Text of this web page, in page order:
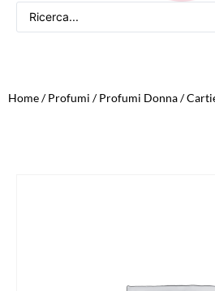
Home/Profumi /Profumi Donna/